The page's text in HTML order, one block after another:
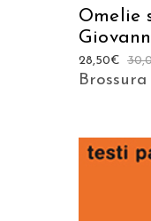
Omelie
28,50€
Brossura